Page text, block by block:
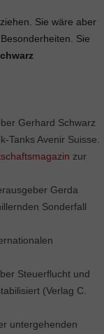
Sie wäre aber
Sie
Gerhard Schwarz
Tanks Avenir Suisse.
zur
Gerda
Sonderfall
Steuerflucht und
(Verlag C.
untergehenden